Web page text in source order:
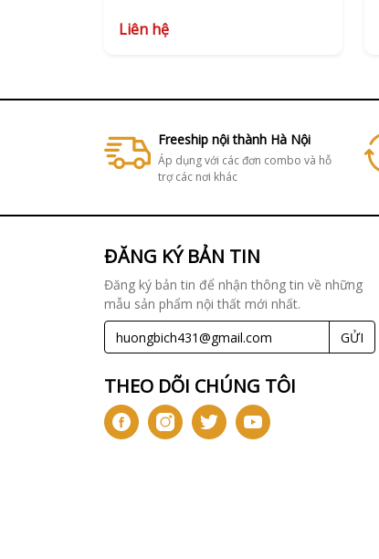
Liên hệ
Freeship nội thành Hà Nội
Áp dụng với các đơn combo và hỗ
trợ các nơi khác
ĐĂNG KÝ BẢN TIN
Đăng ký bản tin để nhận thông tin về những
mẫu sản phẩm nội thất mới nhất.
GỬI
THEO DÕI CHÚNG TÔI